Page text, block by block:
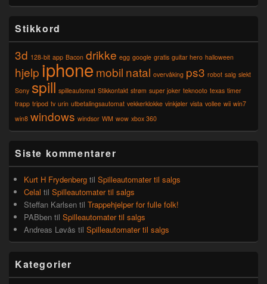
Sidebar
Widget
Area
Stikkord
3d 128-bit app Bacon drikke egg google gratis guitar hero halloween
hjelp iphone mobil natal overvåking ps3 robot salg slekt
Sony spill spilleautomat Stikkontakt strøm super joker teknooto texas timer
trapp tripod tv urin utbetalingsautomat vekkerklokke vinkjøler vista vollee wii win7
win8 windows windsor WM wow xbox 360
Siste kommentarer
Kurt H Frydenberg til Spilleautomater til salgs
Celal til Spilleautomater til salgs
Steffan Karlsen til Trappehjelper for fulle folk!
PABben til Spilleautomater til salgs
Andreas Løvås til Spilleautomater til salgs
Kategorier